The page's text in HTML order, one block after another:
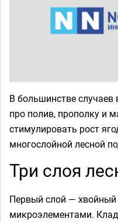
В большинстве
про полив, прополку и
стимулировать рост
многослойной лесной
Три слоя
Первый слой —
микроэлементами.